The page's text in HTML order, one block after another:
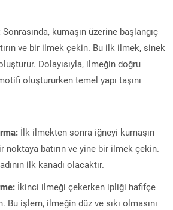
Sonrasında, kumaşın üzerine başlangıç
ve bir ilmek çekin. Bu ilk ilmek, sinek
Dolayısıyla, ilmeğin doğru
oluştururken temel yapı taşını
İlk ilmekten sonra iğneyi kumaşın
noktaya batırın ve yine bir ilmek çekin.
ilk kanadı olacaktır.
İkinci ilmeği çekerken ipliği hafifçe
Bu işlem, ilmeğin düz ve sıkı olmasını